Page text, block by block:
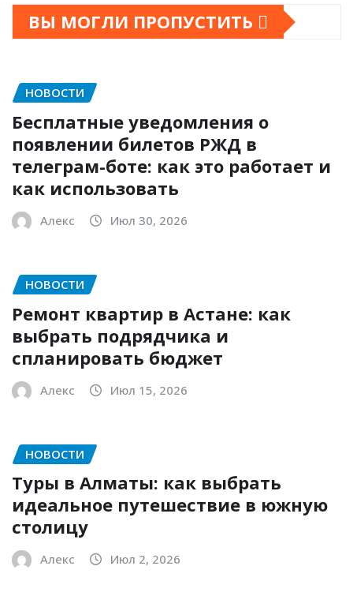
ВЫ МОГЛИ ПРОПУСТИТЬ
НОВОСТИ
Бесплатные уведомления о
появлении билетов РЖД в
телеграм-боте: как это работает и
как использовать
Алекс Июл 30, 2026
НОВОСТИ
Ремонт квартир в Астане: как
выбрать подрядчика и
спланировать бюджет
Алекс Июл 15, 2026
НОВОСТИ
Туры в Алматы: как выбрать
идеальное путешествие в южную
столицу
Алекс Июл 2, 2026